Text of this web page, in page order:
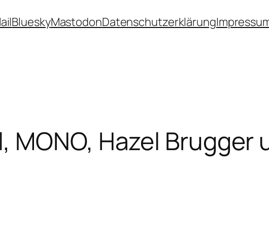
BlueskyMastodonDatenschutzerklärung
MONO, Hazel Brugger